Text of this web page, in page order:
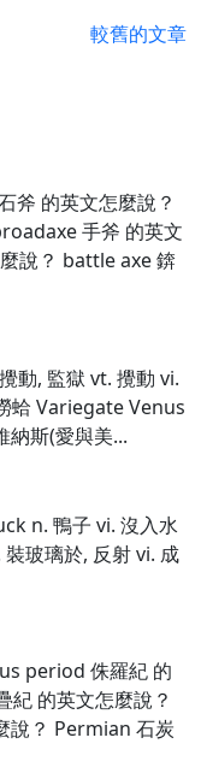
較舊的文章
斧 的英文怎麼說？
手斧 的英文
說？ battle axe 錛
動, 監獄 vt. 攪動 vi.
蛤 Variegate Venus
斯(愛與美...
n. 鴨子 vi. 沒入水
玻璃於, 反射 vi. 成
period 侏羅紀 的
紀 的英文怎麼說？
說？ Permian 石炭